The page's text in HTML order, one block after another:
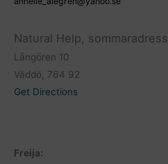
Natural Help, sommaradress
Långören 10
Väddö, 764 92
Get Directions
Freija: